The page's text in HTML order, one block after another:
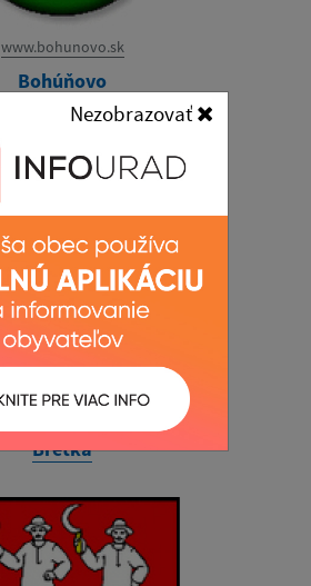
Nezobrazovať
www.bohunovo.sk
Bohúňovo
Bretka